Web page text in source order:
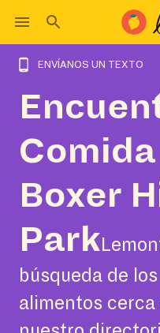
ENVÍANOS UN TEXTO
Boxer
Park
búsqueda de
alimentos cerca